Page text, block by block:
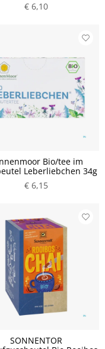
€ 6,10
Bio/tee im
Leberliebchen 34g
€ 6,15
SONNENTOR